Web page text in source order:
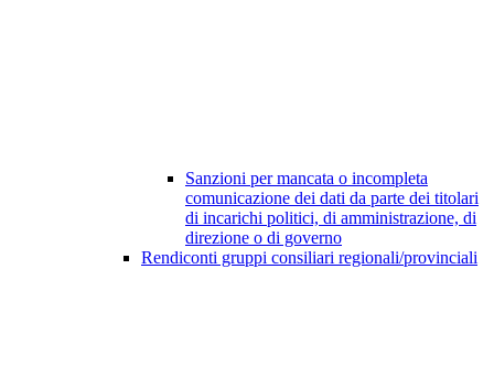
Sanzioni per mancata o incompleta
comunicazione dei dati da parte dei titolari
di incarichi politici, di amministrazione, di
direzione o di governo
Rendiconti gruppi consiliari regionali/provinciali